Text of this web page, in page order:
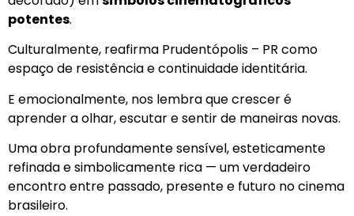
potentes.
Culturalmente, reafirma Prudentópolis – PR como
espaço de resistência e continuidade identitária.
E emocionalmente, nos lembra que crescer é
aprender a olhar, escutar e sentir de maneiras novas.
Uma obra profundamente sensível, esteticamente
refinada e simbolicamente rica — um verdadeiro
encontro entre passado, presente e futuro no cinema
brasileiro.